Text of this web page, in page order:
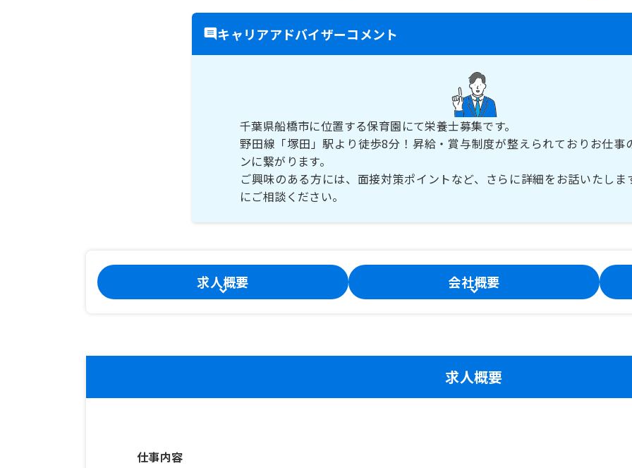
キャリアアドバイザーコメント
千葉県船橋市に位置する保育園にて栄養士募集です。
野田線「塚田」駅より徒歩8分！昇給・賞与制度が整えられておりお仕事
ンに繋がります。
ご興味のある方には、面接対策ポイントなど、さらに詳細をお話いたしま
にご相談ください。
求人概要 会社概要
求人概要
仕事内容